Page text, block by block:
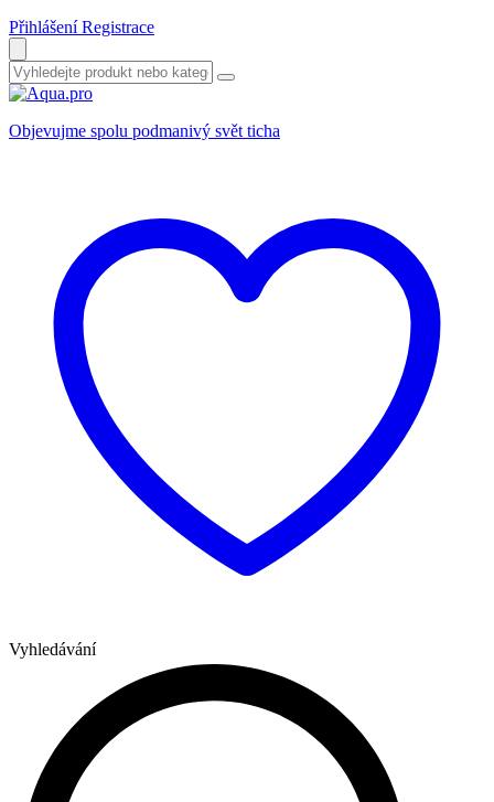
PřihlášeníRegistrace
Objevujme spolu podmanivý svět ticha
Vyhledávání